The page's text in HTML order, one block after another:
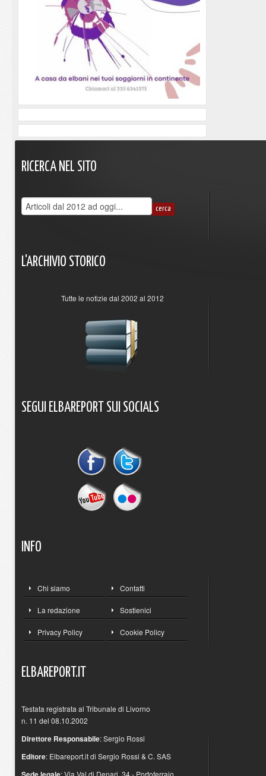
RICERCA NEL SITO
L'ARCHIVIO STORICO
Tutte le notizie dal 2002 al 2012
SEGUI ELBAREPORT SUI SOCIALS
INFO
Chi siamo Contatti
La redazione Sostienici
Privacy Policy Cookie Policy
ELBAREPORT.IT
Testata registrata al Tribunale di Livorno
n. 11 del 08.10.2002
Direttore Responsabile: Sergio Rossi
Editore: Elbareport.it di Sergio Rossi & C. SAS